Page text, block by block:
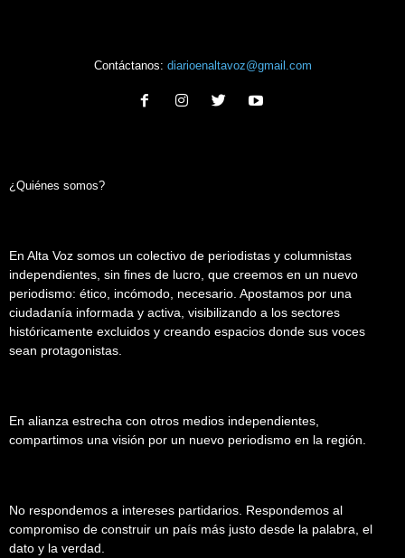
Contáctanos: diarioenaltavoz@gmail.com
¿Quiénes somos?
En Alta Voz somos un colectivo de periodistas y columnistas
independientes, sin fines de lucro, que creemos en un nuevo
periodismo: ético, incómodo, necesario. Apostamos por una
ciudadanía informada y activa, visibilizando a los sectores
históricamente excluidos y creando espacios donde sus voces
sean protagonistas.
En alianza estrecha con otros medios independientes,
compartimos una visión por un nuevo periodismo en la región.
No respondemos a intereses partidarios. Respondemos al
compromiso de construir un país más justo desde la palabra, el
dato y la verdad.